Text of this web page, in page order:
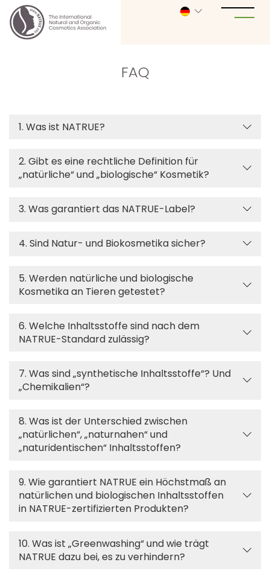
FAQ
1. Was ist NATRUE?
2. Gibt es eine rechtliche Definition für
„natürliche“ und „biologische“ Kosmetik?
3. Was garantiert das NATRUE-Label?
4. Sind Natur- und Biokosmetika sicher?
5. Werden natürliche und biologische
Kosmetika an Tieren getestet?
6. Welche Inhaltsstoffe sind nach dem
NATRUE-Standard zulässig?
7. Was sind „synthetische Inhaltsstoffe“? Und
„Chemikalien“?
8. Was ist der Unterschied zwischen
„natürlichen“, „naturnahen“ und
„naturidentischen“ Inhaltsstoffen?
9. Wie garantiert NATRUE ein Höchstmaß an
natürlichen und biologischen Inhaltsstoffen
in NATRUE-zertifizierten Produkten?
10. Was ist „Greenwashing“ und wie trägt
NATRUE dazu bei, es zu verhindern?